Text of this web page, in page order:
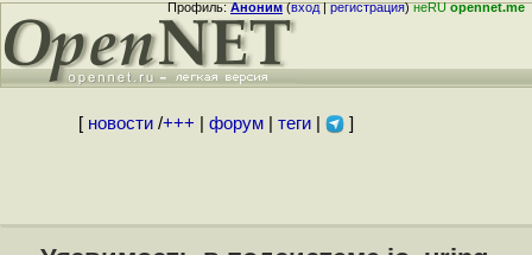
Профиль:Аноним(вход|регистрация)неRUopennet.me
[ новости/+++ форум| теги| ]